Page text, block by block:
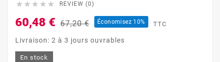
     REVIEW (0)
60,48 € 67,20 € Économisez 10% TTC
Livraison: 2 à 3 jours ouvrables
En stock